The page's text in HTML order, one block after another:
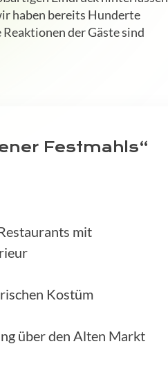
haben bereits Hunderte
der Gäste sind
Festmahls“
mit
Kostüm
über den Alten Markt